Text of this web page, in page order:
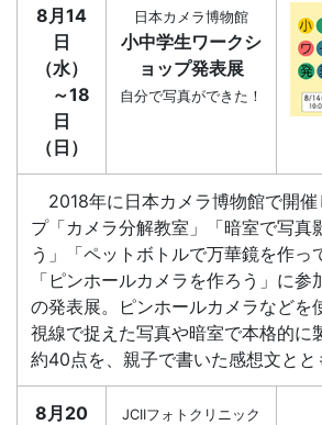
8月14
日
（水）
～18
日
（日）
日本カメラ博物館
小中学生ワークシ
ョップ発表展
自分で写真ができた！
2018年に日本カメラ博物館で開催
プ「カメラ分解教室」「暗室で写真
う」「ペットボトルで万華鏡を作っ
「ピンホールカメラを作ろう」に参
の発表展。ピンホールカメラなどを
視線で捉えた写真や暗室で本格的に
約40点を、親子で書いた感想文とと
8月20
JCIIフォトクリニック